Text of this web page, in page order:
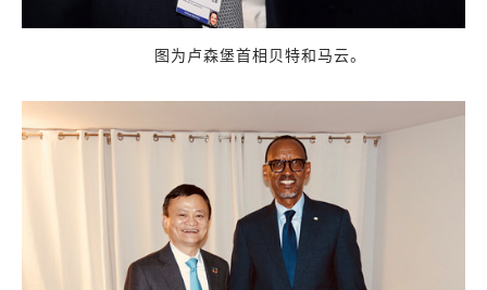
图为卢森堡首相贝特和马云。